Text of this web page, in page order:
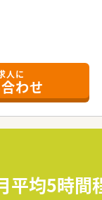
人に
わせ
平均5時